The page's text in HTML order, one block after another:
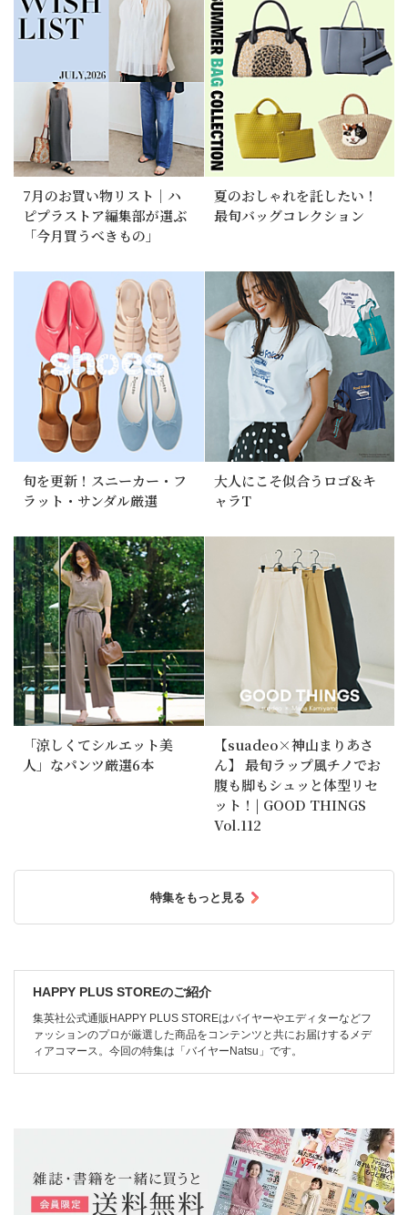
7月のお買い物リスト｜ハ
ピプラストア編集部が選ぶ
「今月買うべきもの」
夏のおしゃれを託したい！
最旬バッグコレクション
旬を更新！スニーカー・フ
ラット・サンダル厳選
大人にこそ似合うロゴ&キ
ャラT
「涼しくてシルエット美
人」なパンツ厳選6本
【suadeo×神山まりあさ
ん】 最旬ラップ風チノでお
腹も脚もシュッと体型リセ
ット！| GOOD THINGS
Vol.112
特集をもっと見る
HAPPY PLUS STOREのご紹介
集英社公式通販HAPPY PLUS STOREはバイヤーやエディターなどフ
ァッションのプロが厳選した商品をコンテンツと共にお届けするメデ
ィアコマース。今回の特集は「バイヤーNatsu」です。